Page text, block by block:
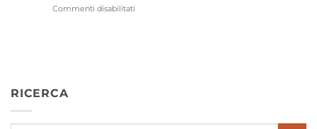
Commenti disabilitati
RICERCA